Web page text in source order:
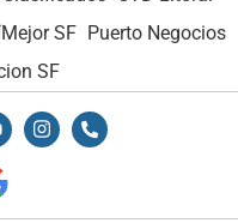
SF Puerto Negocios
SF